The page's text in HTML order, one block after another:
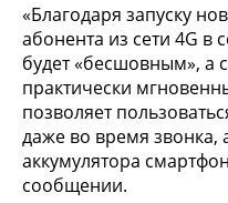
«Благодаря запуску
абонента из сети 4G в
будет «бесшовным», а
практически
позволяет
даже во время звонка,
аккумулятора
сообщении.